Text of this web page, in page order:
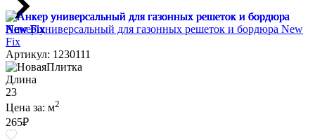
Анкер универсальный для газонных решеток и бордюра New
Fix
Артикул: 1230111
Длина
23
Цена за: м2
265₽